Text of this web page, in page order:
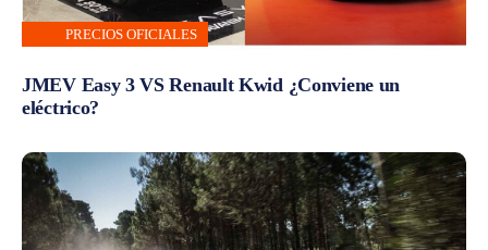
PRECIOS OFICIALES
JMEV Easy 3 VS Renault Kwid ¿Conviene un
eléctrico?